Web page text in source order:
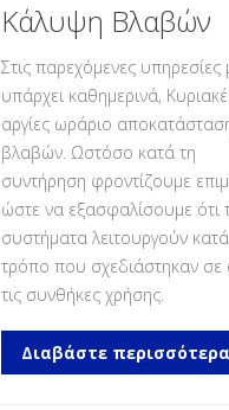
Κάλυψη Βλαβών
Στις παρεχόμενες υπηρεσίες
υπάρχει καθημερινά,
αργίες ωράριο
βλαβών. Ωστόσο κατά τη
συντήρηση φροντίζουμε
ώστε να εξασφαλίσουμε ότι
συστήματα λειτουργούν
τρόπο που σχεδιάστηκαν σε
τις συνθήκες χρήσης.
Διαβάστε περισσότερα